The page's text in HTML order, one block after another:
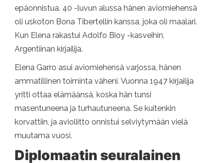
epäonnistua. 40 -luvun alussa hänen aviomiehensä
oli uskoton Bona Tibertellin kanssa, joka oli maalari.
Kun Elena rakastui Adolfo Bioy -kasveihin,
Argentiinan kirjailija.
Elena Garro asui aviomiehensä varjossa, hänen
ammatillinen toiminta väheni. Vuonna 1947 kirjailija
yritti ottaa elämäänsä, koska hän tunsi
masentuneena ja turhautuneena. Se kuitenkin
korvattiin, ja avioliitto onnistui selviytymään vielä
muutama vuosi.
Diplomaatin seuralainen